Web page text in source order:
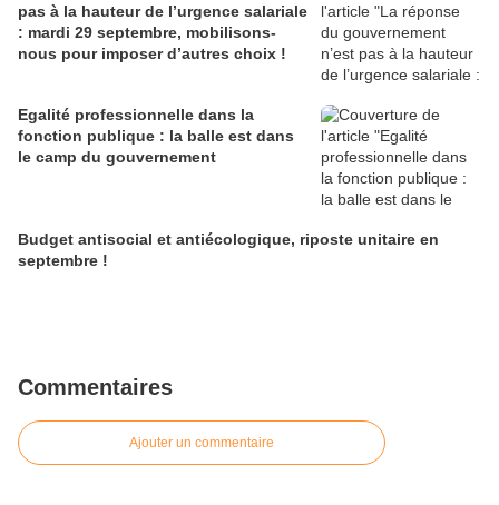
pas à la hauteur de l’urgence salariale
: mardi 29 septembre, mobilisons-
nous pour imposer d’autres choix !
Egalité professionnelle dans la
fonction publique : la balle est dans
le camp du gouvernement
Budget antisocial et antiécologique, riposte unitaire en
septembre !
Commentaires
Ajouter un commentaire